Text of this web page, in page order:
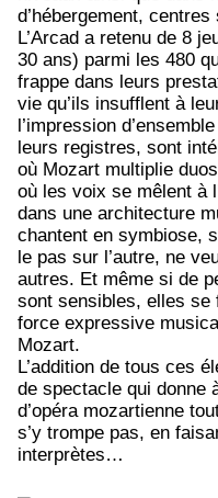
d’hébergement,
L’Arcad a retenu de 8
30 ans) parmi les 480
frappe dans leurs
vie qu’ils insufflent à
l’impression
leurs registres, sont
où Mozart multiplie
où les voix se mêlent à
dans une architecture
chantent en symbiose,
le pas sur l’autre, ne
autres. Et même si de
sont sensibles, elles se
force expressive
Mozart.
L’addition de tous ces
de spectacle qui donne
d’opéra mozartienne
s’y trompe pas, en
interprètes…